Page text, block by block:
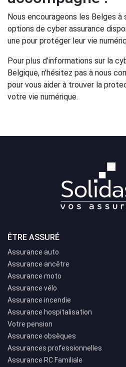
Nous encourageons les Belges à
options de cyber assurance
une pour protéger leur vie
Pour plus d’informations sur la
Belgique, n’hésitez pas à nous
pour vous aider à trouver la
votre vie numérique.
ÊTRE ASSURÉ
Assurance auto
Assurance ancêtre
Assurance moto
Assurance vélo
Assurance incendie
Assurance hospitalisation
Votre pension
Assurance obsèques
Assurances professionnelles
Assurance RC Familiale